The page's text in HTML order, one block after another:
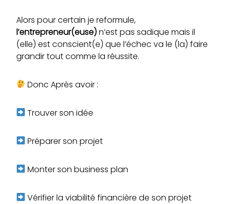
Alors pour certain je reformule,
l’entrepreneur(euse)n’est pas sadique mais il
(elle) est conscient(e) que l’échec va le (la) faire
grandir tout comme la réussite.
Donc Après avoir :
Trouver son idée
Préparer son projet
Monter son business plan
Vérifier la viabilité financière de son projet